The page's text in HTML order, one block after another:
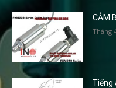
CẢM
Tháng
Tiếng